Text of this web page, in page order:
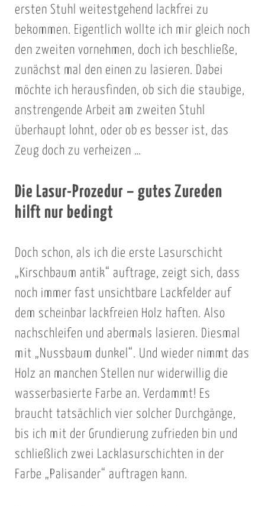
e
t
n
s
i
c
h
r
t
ä
c
i
g
m
e
i
e
r
S
c
h
ersten Stuhl weitestgehend lackfrei zu
bekommen. Eigentlich wollte ich mir gleich noch
den zweiten vornehmen, doch ich beschließe,
zunächst mal den einen zu lasieren. Dabei
möchte ich herausfinden, ob sich die staubige,
anstrengende Arbeit am zweiten Stuhl
überhaupt lohnt, oder ob es besser ist, das
Zeug doch zu verheizen …
Die Lasur-Prozedur – gutes Zureden
hilft nur bedingt
Doch schon, als ich die erste Lasurschicht
„Kirschbaum antik“ auftrage, zeigt sich, dass
noch immer fast unsichtbare Lackfelder auf
dem scheinbar lackfreien Holz haften. Also
nachschleifen und abermals lasieren. Diesmal
mit „Nussbaum dunkel“. Und wieder nimmt das
Holz an manchen Stellen nur widerwillig die
wasserbasierte Farbe an. Verdammt! Es
braucht tatsächlich vier solcher Durchgänge,
bis ich mit der Grundierung zufrieden bin und
schließlich zwei Lacklasurschichten in der
Farbe „Palisander“ auftragen kann.